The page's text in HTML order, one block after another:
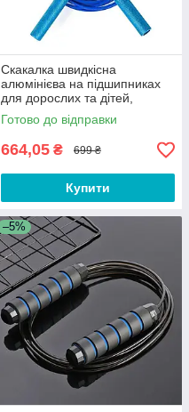
Скакалка швидкісна
алюмінієва на підшипниках
для дорослих та дітей,
фітнесу, кросфіту, схуднення,
спорту F1E
Готово до відправки
664,05 ₴ 699 ₴
Купити
–5%